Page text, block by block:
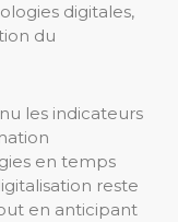
digitales,
du
les indicateurs
en temps
reste
en anticipant